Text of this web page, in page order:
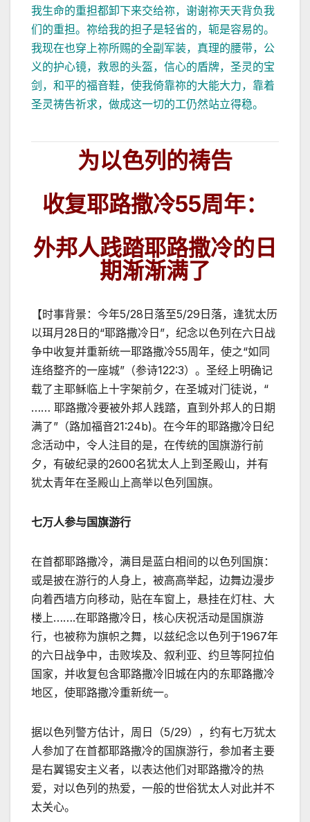
我生命的重担都卸下来交给祢，谢谢祢天天背负我
们的重担。祢给我的担子是轻省的，轭是容易的。
我现在也穿上祢所赐的全副军装，真理的腰带，公
义的护心镜，救恩的头盔，信心的盾牌，圣灵的宝
剑，和平的福音鞋，使我倚靠祢的大能大力，靠着
圣灵祷告祈求，做成这一切的工仍然站立得稳。
为以色列的祷告
收复耶路撒冷55周年：
外邦人践踏耶路撒冷的日
期渐渐满了
【时事背景：今年5/28日落至5/29日落，逢犹太历
以珥月28日的“耶路撒冷日”，纪念以色列在六日战
争中收复并重新统一耶路撒冷55周年，使之“如同
连络整齐的一座城”（参诗122:3）。圣经上明确记
载了主耶稣临上十字架前夕，在圣城对门徒说，“
…… 耶路撒冷要被外邦人践踏，直到外邦人的日期
满了”（路加福音21:24b)。在今年的耶路撒冷日纪
念活动中，令人注目的是，在传统的国旗游行前
夕，有破纪录的2600名犹太人上到圣殿山，并有
犹太青年在圣殿山上高举以色列国旗。
七万人参与国旗游行
在首都耶路撒冷，满目是蓝白相间的以色列国旗：
或是披在游行的人身上，被高高举起，边舞边漫步
向着西墙方向移动，贴在车窗上，悬挂在灯柱、大
楼上…….在耶路撒冷日，核心庆祝活动是国旗游
行，也被称为旗帜之舞，以兹纪念以色列于1967年
的六日战争中，击败埃及、叙利亚、约旦等阿拉伯
国家，并收复包含耶路撒冷旧城在内的东耶路撒冷
地区，使耶路撒冷重新统一。
据以色列警方估计，周日（5/29），约有七万犹太
人参加了在首都耶路撒冷的国旗游行，参加者主要
是右翼锡安主义者，以表达他们对耶路撒冷的热
爱，对以色列的热爱，一般的世俗犹太人对此并不
太关心。